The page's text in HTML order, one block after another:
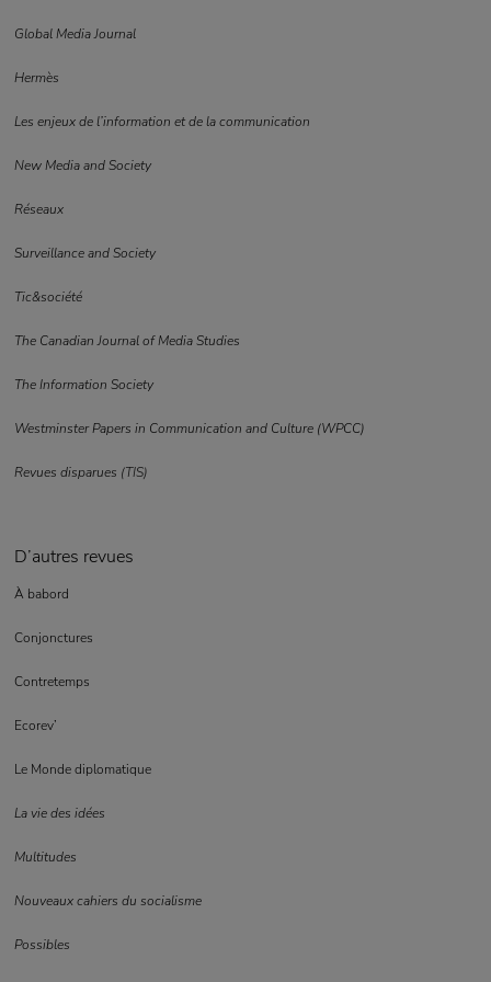
Global Media Journal
Hermès
Les enjeux de l’information et de la communication
New Media and Society
Réseaux
Surveillance and Society
Tic&société
The Canadian Journal of Media Studies
The Information Society
Westminster Papers in Communication and Culture (WPCC)
Revues disparues (TIS)
D’autres revues
À babord
Conjonctures
Contretemps
Ecorev’
Le Monde diplomatique
La vie des idées
Multitudes
Nouveaux cahiers du socialisme
Possibles